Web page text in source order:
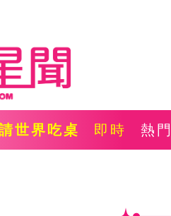
世界吃桌 即時 熱門